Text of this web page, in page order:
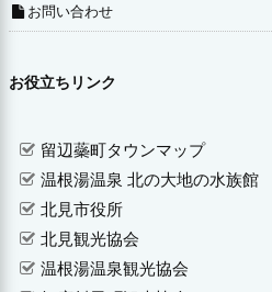
お問い合わせ
お役立ちリンク
留辺蘂町タウンマップ
温根湯温泉 北の大地の水族館
北見市役所
北見観光協会
温根湯温泉観光協会